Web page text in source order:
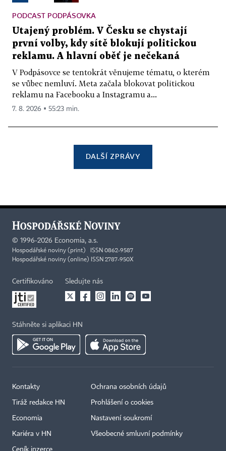
PODCAST PODPÁSOVKA
Utajený problém. V Česku se chystají
první volby, kdy sítě blokují politickou
reklamu. A hlavní oběť je nečekaná
V Podpásovce se tentokrát věnujeme tématu, o kterém
se vůbec nemluví. Meta začala blokovat politickou
reklamu na Facebooku a Instagramu a...
7. 8. 2026 ▪ 55:23 min.
DALŠÍ ZPRÁVY
© 1996-2026 Economia, a.s.
Hospodářské noviny (print) ISSN 0862-9587
Hospodářské noviny (online) ISSN 2787-950X
Certifikováno Sledujte nás
Stáhněte si aplikaci HN
Kontakty
Tiráž redakce HN
Economia
Kariéra v HN
Ceník inzerce
Ochrana osobních údajů
Prohlášení o cookies
Nastavení soukromí
Všeobecné smluvní podmínky